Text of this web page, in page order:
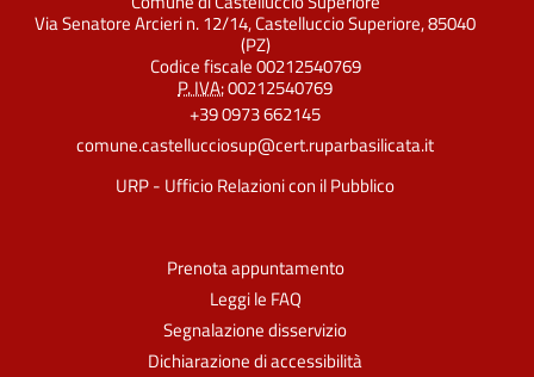
Via Senatore Arcieri n. 12/14, Castelluccio Superiore, 85040
(PZ)
Codice fiscale 00212540769
P. IVA:00212540769
+39 0973 662145
comune.castellucciosup@cert.ruparbasilicata.it
URP - Ufficio Relazioni con il Pubblico
Prenota appuntamento
Leggi le FAQ
Segnalazione disservizio
Dichiarazione di accessibilità